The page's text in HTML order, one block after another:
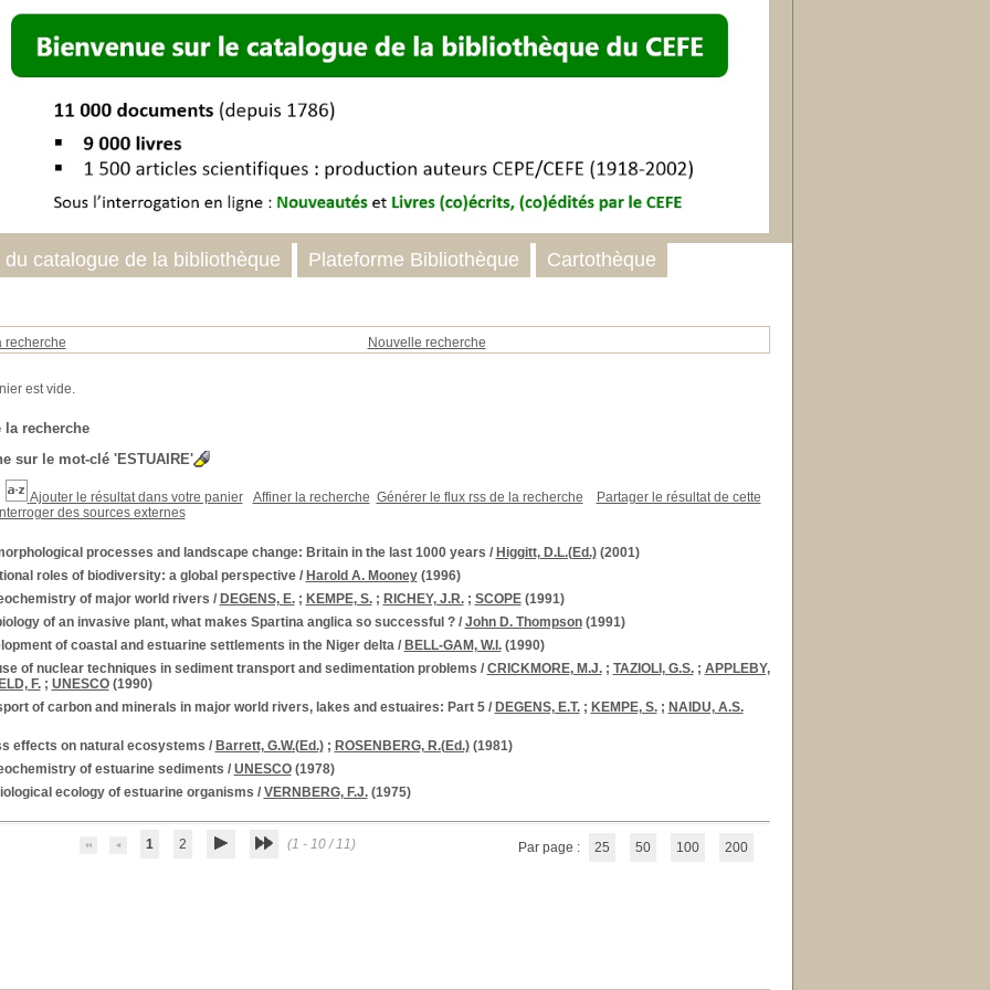
recherche Nouvelle recherche
la recherche
sur le mot-clé 'ESTUAIRE'
Ajouter le résultat dans votre panier Affiner la recherche Générer le flux rss de la recherche
Partager le résultat de cette
Interroger des sources externes
processes and landscape change: Britain in the last 1000 years / Higgitt, D.L.(Ed.)(2001)
roles of biodiversity: a global perspective/ Harold A. Mooney(1996)
of major world rivers / DEGENS, E.; KEMPE, S.; RICHEY, J.R.; SCOPE(1991)
of an invasive plant, what makes Spartina anglica so successful ?/ John D. Thompson(1991)
of coastal and estuarine settlements in the Niger delta/ BELL-GAM, W.I.(1990)
of nuclear techniques in sediment transport and sedimentation problems / CRICKMORE, M.J.; TAZIOLI, G.S.; APPLEBY,
F.; UNESCO(1990)
of carbon and minerals in major world rivers, lakes and estuaires: Part 5/ DEGENS, E.T.; KEMPE, S.; NAIDU, A.S.
effects on natural ecosystems / Barrett, G.W.(Ed.); ROSENBERG, R.(Ed.)(1981)
of estuarine sediments / UNESCO(1978)
ecology of estuarine organisms / VERNBERG, F.J.(1975)
1 2 (1 - 10 / 11) Par page : 25 50 100 200
du catalogue de la bibliothèque Plateforme Bibliothèque Cartothèque